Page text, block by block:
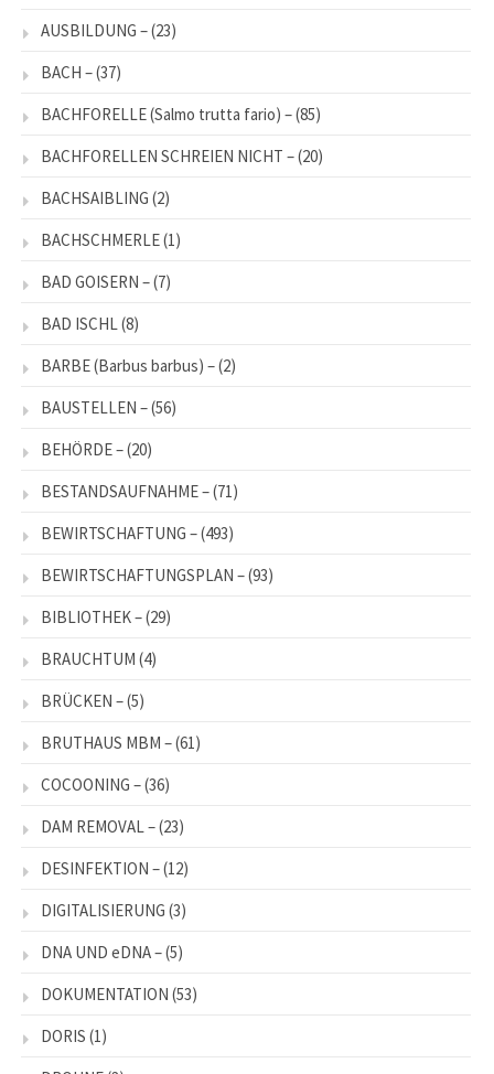
AUSBILDUNG –(23)
BACH –(37)
BACHFORELLE (Salmo trutta fario) –(85)
BACHFORELLEN SCHREIEN NICHT –(20)
BACHSAIBLING (2)
BACHSCHMERLE(1)
BAD GOISERN –(7)
BAD ISCHL (8)
BARBE (Barbus barbus) –(2)
BAUSTELLEN –(56)
BEHÖRDE –(20)
BESTANDSAUFNAHME –(71)
BEWIRTSCHAFTUNG –(493)
BEWIRTSCHAFTUNGSPLAN –(93)
BIBLIOTHEK –(29)
BRAUCHTUM (4)
BRÜCKEN –(5)
BRUTHAUS MBM –(61)
COCOONING –(36)
DAM REMOVAL –(23)
DESINFEKTION –(12)
DIGITALISIERUNG (3)
DNA UND eDNA –(5)
DOKUMENTATION (53)
DORIS (1)